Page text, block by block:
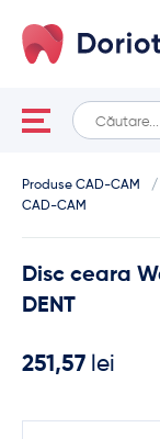
Caută
după:
When
Produse CAD-CAM /
CAD-CAM
Disc ceara
DENT
251,57 lei